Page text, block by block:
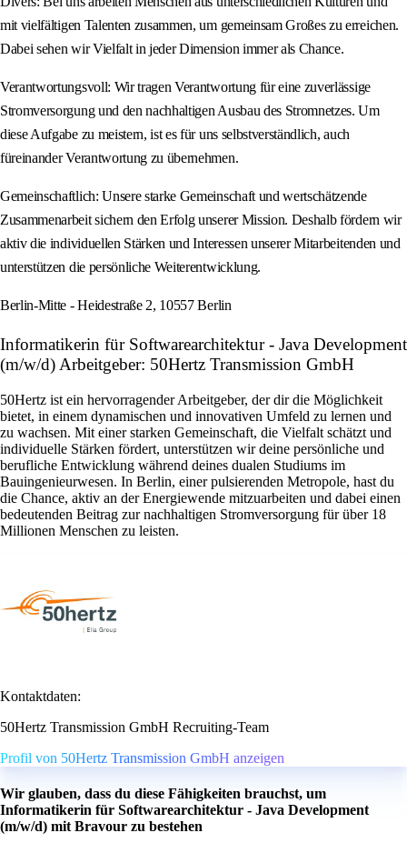
mit vielfältigen Talenten zusammen, um gemeinsam Großes zu erreichen.
Dabei sehen wir Vielfalt in jeder Dimension immer als Chance.
Verantwortungsvoll: Wir tragen Verantwortung für eine zuverlässige
Stromversorgung und den nachhaltigen Ausbau des Stromnetzes. Um
diese Aufgabe zu meistern, ist es für uns selbstverständlich, auch
füreinander Verantwortung zu übernehmen.
Gemeinschaftlich: Unsere starke Gemeinschaft und wertschätzende
Zusammenarbeit sichern den Erfolg unserer Mission. Deshalb fördern wir
aktiv die individuellen Stärken und Interessen unserer Mitarbeitenden und
unterstützen die persönliche Weiterentwicklung.
Berlin-Mitte - Heidestraße 2, 10557 Berlin
Informatikerin für Softwarearchitektur - Java Development
(m/w/d) Arbeitgeber: 50Hertz Transmission GmbH
50Hertz ist ein hervorragender Arbeitgeber, der dir die Möglichkeit
bietet, in einem dynamischen und innovativen Umfeld zu lernen und
zu wachsen. Mit einer starken Gemeinschaft, die Vielfalt schätzt und
individuelle Stärken fördert, unterstützen wir deine persönliche und
berufliche Entwicklung während deines dualen Studiums im
Bauingenieurwesen. In Berlin, einer pulsierenden Metropole, hast du
die Chance, aktiv an der Energiewende mitzuarbeiten und dabei einen
bedeutenden Beitrag zur nachhaltigen Stromversorgung für über 18
Millionen Menschen zu leisten.
Kontaktdaten:
50Hertz Transmission GmbH Recruiting-Team
Profil von 50Hertz Transmission GmbH anzeigen
Wir glauben, dass du diese Fähigkeiten brauchst, um
Informatikerin für Softwarearchitektur - Java Development
(m/w/d) mit Bravour zu bestehen